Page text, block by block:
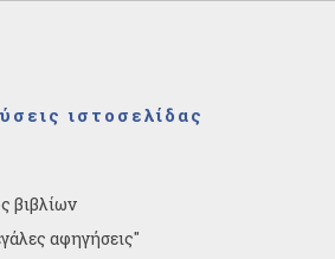
ιστοσελίδας
βιβλίων
αφηγήσεις"